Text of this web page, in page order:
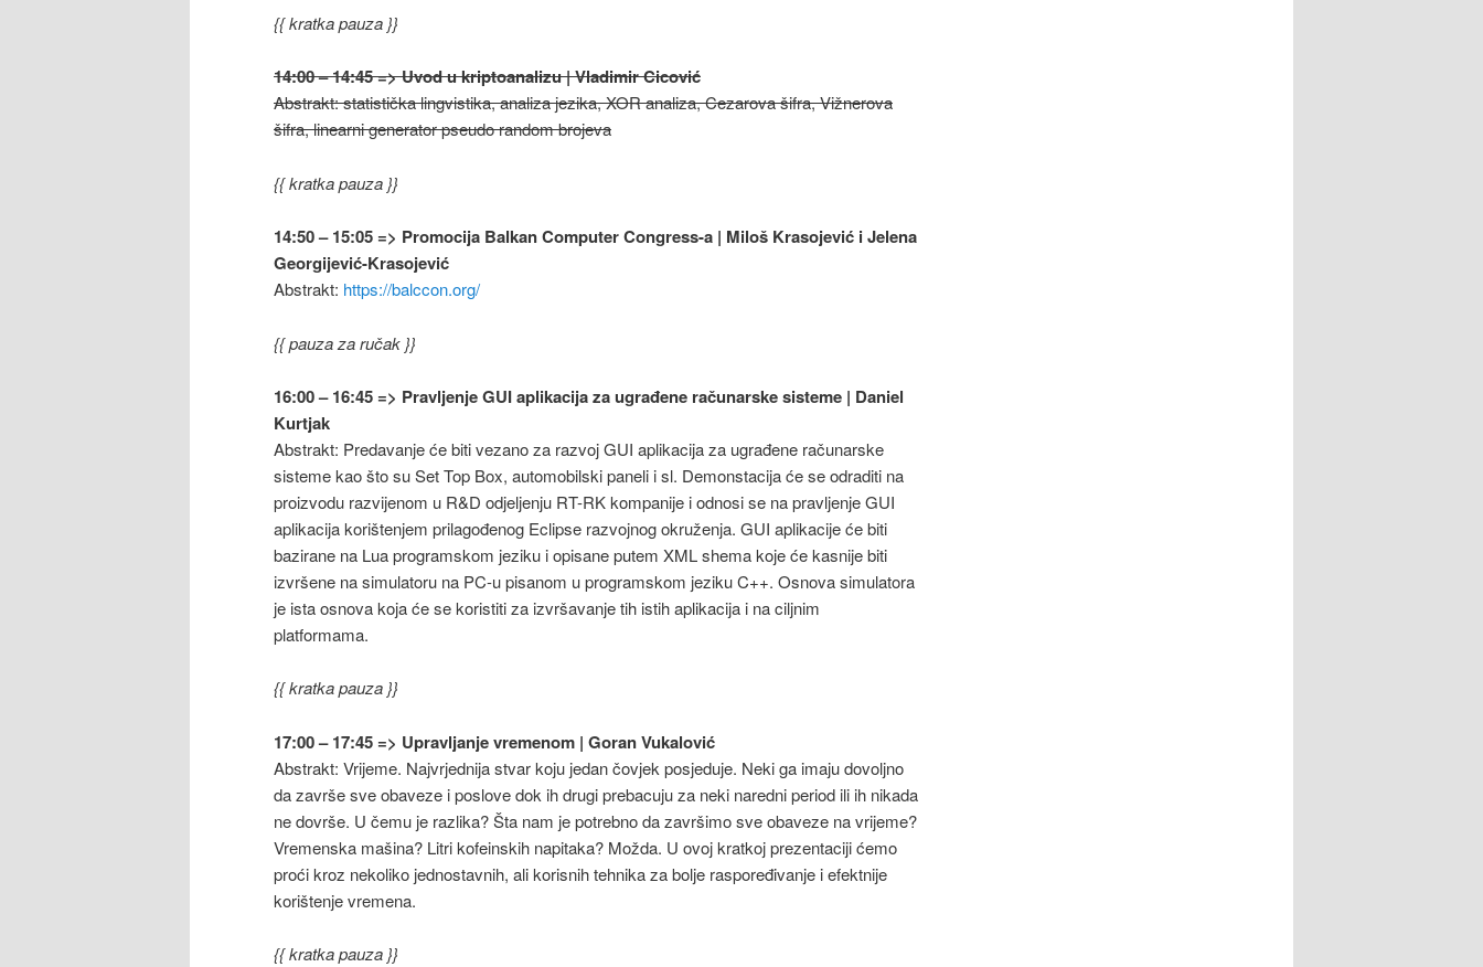
{{ kratka pauza }}
14:00 – 14:45 => Uvod u kriptoanalizu | Vladimir Cicović
Abstrakt: statistička lingvistika, analiza jezika, XOR analiza, Cezarova šifra, Vižnerova
šifra, linearni generator pseudo random brojeva
{{ kratka pauza }}
14:50 – 15:05 => Promocija Balkan Computer Congress-a | Miloš Krasojević i Jelena
Georgijević-Krasojević
Abstrakt: https://balccon.org/
{{ pauza za ručak }}
16:00 – 16:45 => Pravljenje GUI aplikacija za ugrađene računarske sisteme | Daniel
Kurtjak
Abstrakt: Predavanje će biti vezano za razvoj GUI aplikacija za ugrađene računarske
sisteme kao što su Set Top Box, automobilski paneli i sl. Demonstacija će se odraditi na
proizvodu razvijenom u R&D odjeljenju RT-RK kompanije i odnosi se na pravljenje GUI
aplikacija korištenjem prilagođenog Eclipse razvojnog okruženja. GUI aplikacije će biti
bazirane na Lua programskom jeziku i opisane putem XML shema koje će kasnije biti
izvršene na simulatoru na PC-u pisanom u programskom jeziku C++. Osnova simulatora
je ista osnova koja će se koristiti za izvršavanje tih istih aplikacija i na ciljnim
platformama.
{{ kratka pauza }}
17:00 – 17:45 => Upravljanje vremenom | Goran Vukalović
Abstrakt: Vrijeme. Najvrjednija stvar koju jedan čovjek posjeduje. Neki ga imaju dovoljno
da završe sve obaveze i poslove dok ih drugi prebacuju za neki naredni period ili ih nikada
ne dovrše. U čemu je razlika? Šta nam je potrebno da završimo sve obaveze na vrijeme?
Vremenska mašina? Litri kofeinskih napitaka? Možda. U ovoj kratkoj prezentaciji ćemo
proći kroz nekoliko jednostavnih, ali korisnih tehnika za bolje raspoređivanje i efektnije
korištenje vremena.
{{ kratka pauza }}